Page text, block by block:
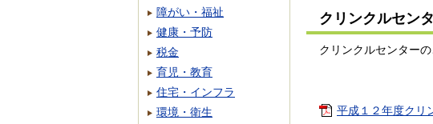
クリンクルセン
クリンクルセンター
平成１２年度クリ
障がい・福祉
健康・予防
税金
育児・教育
住宅・インフラ
環境・衛生